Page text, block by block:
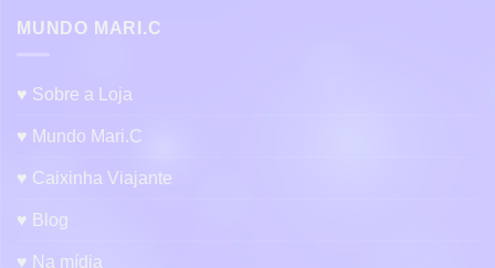
MUNDO MARI.C
♥ Sobre a Loja
♥ Mundo Mari.C
♥ Caixinha Viajante
♥ Blog
♥ Na mídia